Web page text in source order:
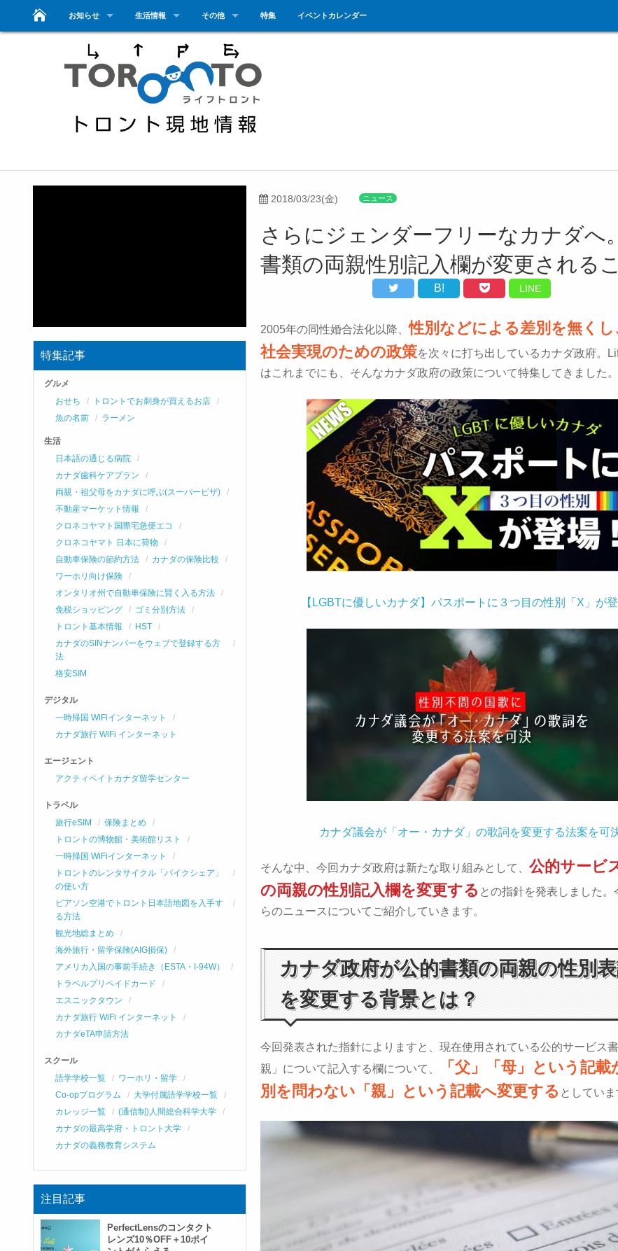
お知らせ 生活情報 その他 特集 イベントカレンダー
2018/03/23(金) ニュース
さらにジェンダーフリーなカナダへ
書類の両親性別記入欄が変更される
B! LINE
2005年の同性婚合法化以降、性別などによる差別を無くし
社会実現のための政策を次々に打ち出しているカナダ政府。
はこれまでにも、そんなカナダ政府の政策について特集してきました。
【LGBTに優しいカナダ】パスポートに３つ目の性別「X」が登
カナダ議会が「オー・カナダ」の歌詞を変更する法案を可
そんな中、今回カナダ政府は新たな取り組みとして、 公的サービ
の両親の性別記入欄を変更する との指針を発表しました。
らのニュースについてご紹介していきます。
カナダ政府が公的書類の両親の性別
を変更する背景とは？
今回発表された指針によりますと、現在使用されている公的サービス
親」について記入する欄について、
「父」「母」という記
別を問わない「親」という記載へ変更する としていま
特集記事
グルメ
おせち
トロントでお刺身が買えるお店
魚の名前
ラーメン
生活
日本語の通じる病院
カナダ歯科ケアプラン
両親・祖父母をカナダに呼ぶ(スーパービザ)
不動産マーケット情報
クロネコヤマト国際宅急便エコ
クロネコヤマト 日本に荷物
自動車保険の節約方法
カナダの保険比較
ワーホリ向け保険
オンタリオ州で自動車保険に賢く入る方法
免税ショッピング
ゴミ分別方法
トロント基本情報
HST
カナダのSINナンバーをウェブで登録する方
法
格安SIM
デジタル
一時帰国 WiFiインターネット
カナダ旅行 WiFi インターネット
エージェント
アクティベイトカナダ留学センター
トラベル
旅行eSIM
保険まとめ
トロントの博物館・美術館リスト
一時帰国 WiFiインターネット
トロントのレンタサイクル「バイクシェア」
の使い方
ピアソン空港でトロント日本語地図を入手す
る方法
観光地総まとめ
海外旅行・留学保険(AIG損保)
アメリカ入国の事前手続き（ESTA・I-94W）
トラベルプリペイドカード
エスニックタウン
カナダ旅行 WiFi インターネット
カナダeTA申請方法
スクール
語学学校一覧
ワーホリ・留学
Co-opプログラム
大学付属語学学校一覧
カレッジ一覧
(通信制)人間総合科学大学
カナダの最高学府・トロント大学
カナダの義務教育システム
注目記事
PerfectLensのコンタクト
レンズ10％OFF＋10ポイ